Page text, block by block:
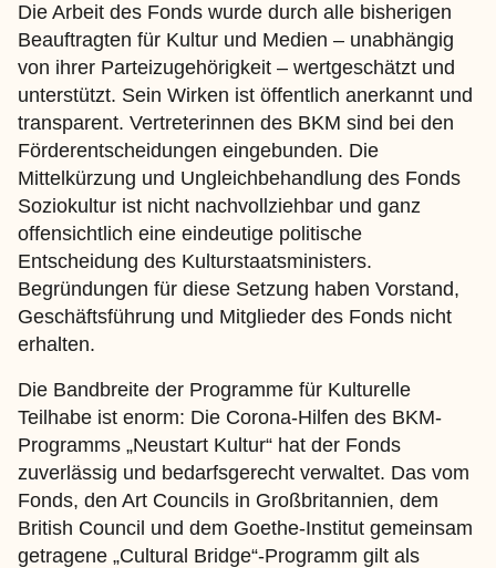
Die Arbeit des Fonds wurde durch alle bisherigen
Beauftragten für Kultur und Medien – unabhängig
von ihrer Parteizugehörigkeit – wertgeschätzt und
unterstützt. Sein Wirken ist öffentlich anerkannt und
transparent. Vertreterinnen des BKM sind bei den
Förderentscheidungen eingebunden. Die
Mittelkürzung und Ungleichbehandlung des Fonds
Soziokultur ist nicht nachvollziehbar und ganz
offensichtlich eine eindeutige politische
Entscheidung des Kulturstaatsministers.
Begründungen für diese Setzung haben Vorstand,
Geschäftsführung und Mitglieder des Fonds nicht
erhalten.
Die Bandbreite der Programme für Kulturelle
Teilhabe ist enorm: Die Corona-Hilfen des BKM-
Programms „Neustart Kultur“ hat der Fonds
zuverlässig und bedarfsgerecht verwaltet. Das vom
Fonds, den Art Councils in Großbritannien, dem
British Council und dem Goethe-Institut gemeinsam
getragene „Cultural Bridge“-Programm gilt als